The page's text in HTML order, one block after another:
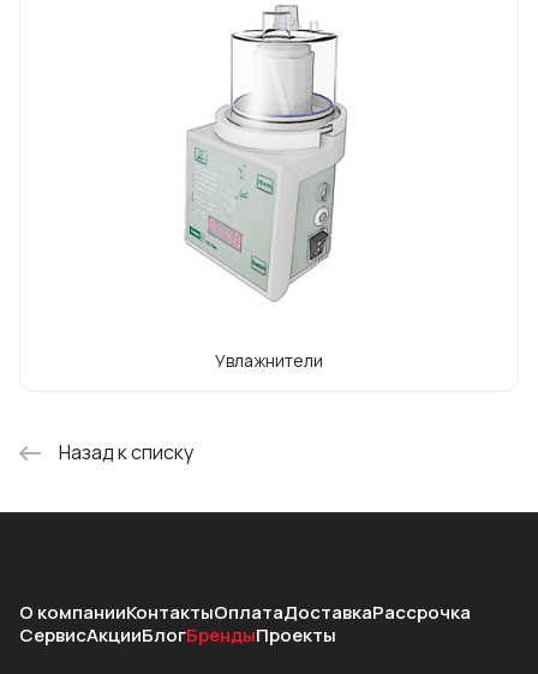
Увлажнители
Назад к списку
О компанииКонтактыОплатаДоставкаРассрочка
СервисАкцииБлогБрендыПроекты